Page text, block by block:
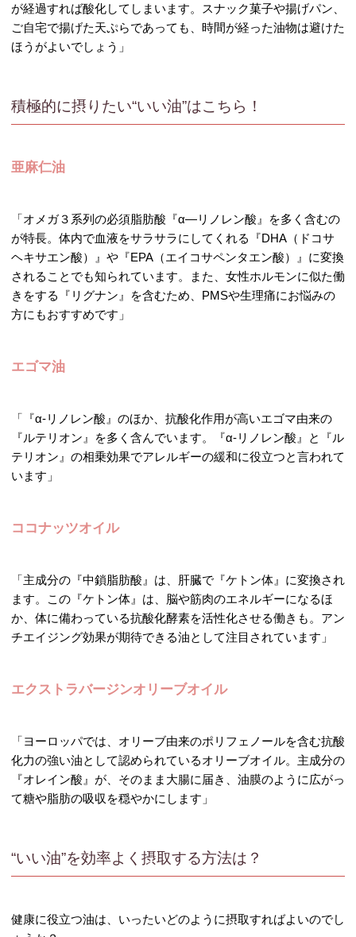
が経過すれば酸化してしまいます。スナック菓子や揚げパン、
ご自宅で揚げた天ぷらであっても、時間が経った油物は避けた
ほうがよいでしょう」
積極的に摂りたい“いい油”はこちら！
亜麻仁油
「オメガ３系列の必須脂肪酸『α―リノレン酸』を多く含むの
が特長。体内で血液をサラサラにしてくれる『DHA（ドコサ
ヘキサエン酸）』や『EPA（エイコサペンタエン酸）』に変換
されることでも知られています。また、女性ホルモンに似た働
きをする『リグナン』を含むため、PMSや生理痛にお悩みの
方にもおすすめです」
エゴマ油
「『α-リノレン酸』のほか、抗酸化作用が高いエゴマ由来の
『ルテリオン』を多く含んでいます。『α-リノレン酸』と『ル
テリオン』の相乗効果でアレルギーの緩和に役立つと言われて
います」
ココナッツオイル
「主成分の『中鎖脂肪酸』は、肝臓で『ケトン体』に変換され
ます。この『ケトン体』は、脳や筋肉のエネルギーになるほ
か、体に備わっている抗酸化酵素を活性化させる働きも。アン
チエイジング効果が期待できる油として注目されています」
エクストラバージンオリーブオイル
「ヨーロッパでは、オリーブ由来のポリフェノールを含む抗酸
化力の強い油として認められているオリーブオイル。主成分の
『オレイン酸』が、そのまま大腸に届き、油膜のように広がっ
て糖や脂肪の吸収を穏やかにします」
“いい油”を効率よく摂取する方法は？
健康に役立つ油は、いったいどのように摂取すればよいのでし